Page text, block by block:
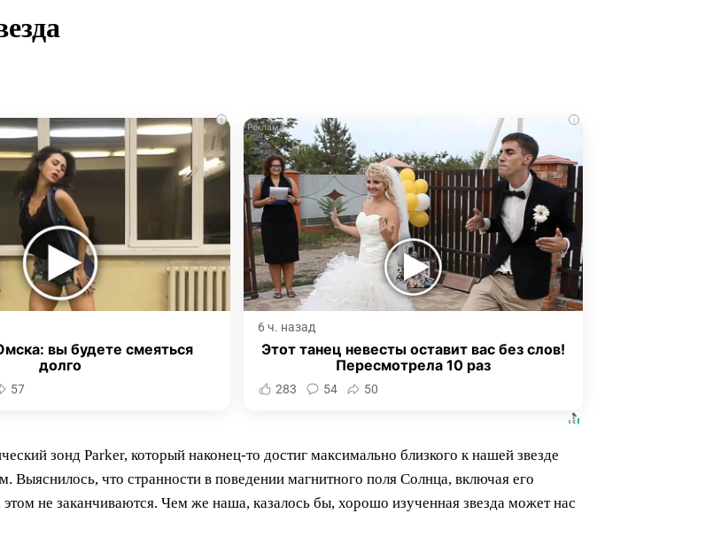
i
вы будете смеяться
долго
57
i
6 ч. назад
Этот танец невесты оставит вас без слов!
Пересмотрела 10 раз
283 54 50
зонд Parker, который наконец-то достиг максимально близкого к нашей звезде
Выяснилось, что странности в поведении магнитного поля Солнца, включая его
не заканчиваются. Чем же наша, казалось бы, хорошо изученная звезда может нас